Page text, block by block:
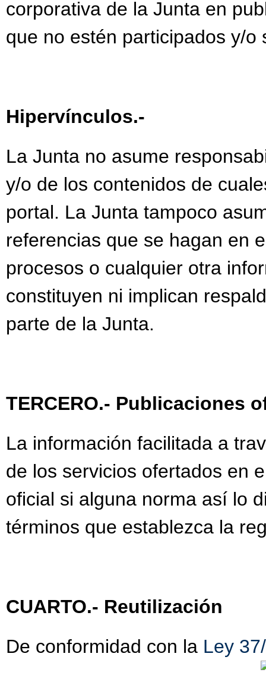
corporativa de la Junta en
que no estén participados y/
Hipervínculos.-
La Junta no asume
y/o de los contenidos de
portal. La Junta tampoco
referencias que se hagan en
procesos o cualquier otra
constituyen ni implican
parte de la Junta.
TERCERO.- Publicaciones
La información facilitada a
de los servicios ofertados en
oficial si alguna norma así lo
términos que establezca la
CUARTO.- Reutilización
De conformidad con la Ley